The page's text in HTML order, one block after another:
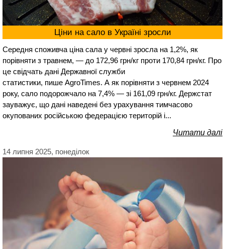
Ціни на сало в Україні зросли
Середня споживча ціна сала у червні зросла на 1,2%, як
порівняти з травнем, — до 172,96 грн/кг проти 170,84 грн/кг. Про
це свідчать дані Державної служби
статистики, пише AgroTimes. А як порівняти з червнем 2024
року, сало подорожчало на 7,4% — зі 161,09 грн/кг. Держстат
зауважує, що дані наведені без урахування тимчасово
окупованих російською федерацією територій і...
Читати далі
14 липня 2025, понеділок